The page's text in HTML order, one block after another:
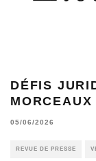
DÉFIS
MORCEAUX
05/06/2026
REVUE DE PRESSE